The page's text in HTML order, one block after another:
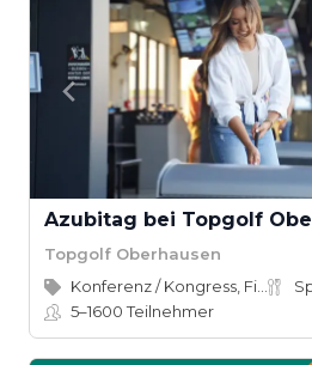
Azubitag bei Topgolf
Topgolf Oberhausen
5–1600Teilnehmer